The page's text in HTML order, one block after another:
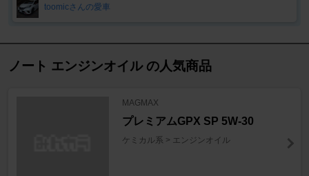
toomicさんの愛車
ノート エンジンオイル の人気商品
MAGMAX
プレミアムGPX SP 5W-30
ケミカル系 > エンジンオイル